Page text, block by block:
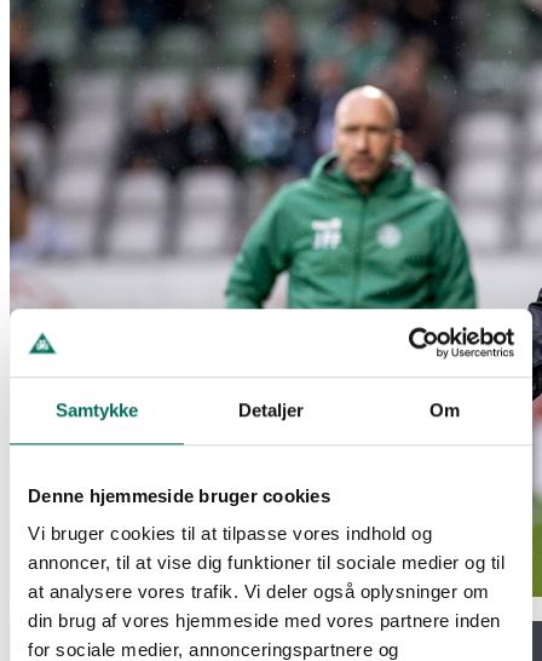
Samtykke Detaljer Om
Denne hjemmeside bruger cookies
Vi bruger cookies til at tilpasse vores indhold og
annoncer, til at vise dig funktioner til sociale medier og til
at analysere vores trafik. Vi deler også oplysninger om
din brug af vores hjemmeside med vores partnere inden
for sociale medier, annonceringspartnere og